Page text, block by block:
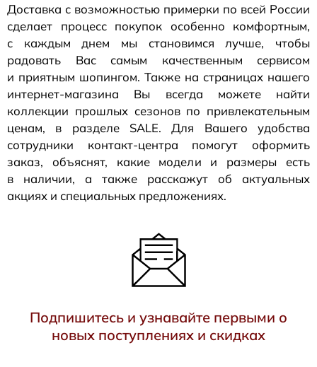
Доставка с возможностью примерки по всей России
сделает процесс покупок особенно комфортным,
с каждым днем мы становимся лучше, чтобы
радовать Вас самым качественным сервисом
и приятным шопингом. Также на страницах нашего
интернет-магазина Вы всегда можете найти
коллекции прошлых сезонов по привлекательным
ценам, в разделе SALE. Для Вашего удобства
сотрудники контакт-центра помогут оформить
заказ, объяснят, какие модели и размеры есть
в наличии, а также расскажут об актуальных
акциях и специальных предложениях.
Подпишитесь и узнавайте первыми о
новых поступлениях и скидках